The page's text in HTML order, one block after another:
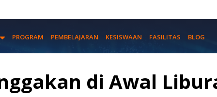
PROGRAM PEMBELAJARAN KESISWAAN FASILITAS BLOG
di Awal